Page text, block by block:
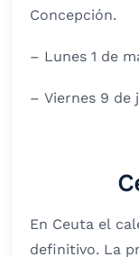
Concepción.
– Lunes 1 de
– Viernes 9 de
En Ceuta el
definitivo. La